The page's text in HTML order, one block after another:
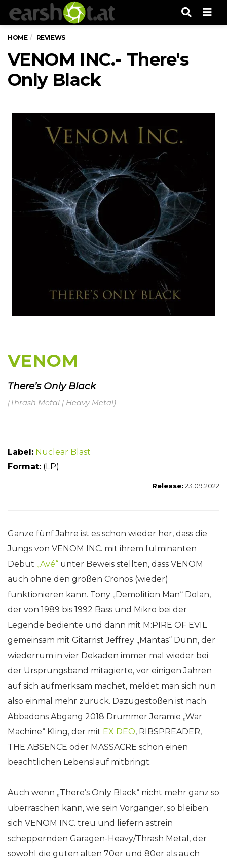
HOME REVIEWS
VENOM INC.- There's
Only Black
VENOM
There’s Only Black
(Thrash Metal | Heavy Metal)
Label: Nuclear Blast
Format: (LP)
Release: 23.09.2022
Ganze fünf Jahre ist es schon wieder her, dass die
Jungs von VENOM INC. mit ihrem fulminanten
Debüt „Avé“ unter Beweis stellten, dass VENOM
auch ohne den großen Cronos (wieder)
funktionieren kann. Tony „Demolition Man“ Dolan,
der von 1989 bis 1992 Bass und Mikro bei der
Legende bediente und dann mit M:PIRE OF EVIL
gemeinsam mit Gitarrist Jeffrey „Mantas“ Dunn, der
wiederrum in vier Dekaden immer mal wieder bei
der Ursprungsband mitagierte, vor einigen Jahren
auf sich aufmerksam machet, meldet man sich nun
also einmal mehr zurück. Dazugestoßen ist nach
Abbadons Abgang 2018 Drummer Jeramie „War
Machine“ Kling, der mit EX DEO, RIBSPREADER,
THE ABSENCE oder MASSACRE schon einen
beachtlichen Lebenslauf mitbringt.
Auch wenn „There’s Only Black“ nicht mehr ganz so
überraschen kann, wie sein Vorgänger, so bleiben
sich VENOM INC. treu und liefern astrein
scheppernden Garagen-Heavy/Thrash Metal, der
sowohl die guten alten 70er und 80er als auch